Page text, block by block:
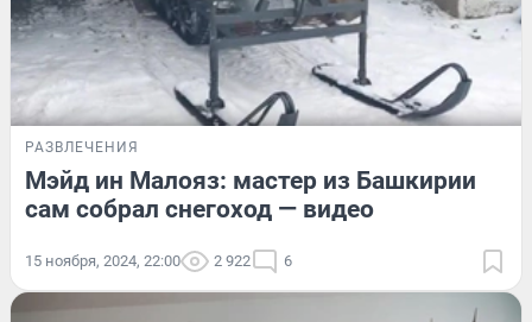
РАЗВЛЕЧЕНИЯ
Мэйд ин Малояз: мастер из Башкирии
сам собрал снегоход — видео
15 ноября, 2024, 22:00 2 922 6